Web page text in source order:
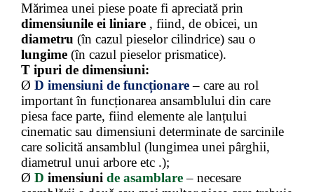
Mărimea unei piese poate fi apreciată prin
dimensiunile ei liniare , fiind, de obicei, un
diametru (în cazul pieselor cilindrice) sau o
lungime (în cazul pieselor prismatice).
T ipuri de dimensiuni:
Ø D imensiuni de funcționare– care au rol
important în funcționarea ansamblului din care
piesa face parte, fiind elemente ale lanțului
cinematic sau dimensiuni determinate de sarcinile
care solicită ansamblul (lungimea unei pârghii,
diametrul unui arbore etc .);
Ø D imensiuni de asamblare– necesare